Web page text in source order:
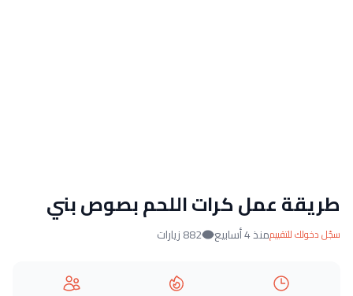
طريقة عمل كرات اللحم بصوص بني
سجّل دخولك للتقييممنذ 4 أسابيع 882 زيارات